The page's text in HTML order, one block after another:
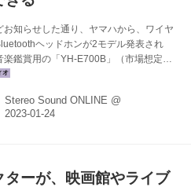
お知らせした通り、ヤマハから、ワイヤ
ヘッドホンが2モデル発表され
楽鑑賞用の「YH-E700B」（市場想定価
前後、税込）と、映画・ライブ再生
想定価格￥66,000前後、税込）で、どち
月3日の発売を予定している。 映画やライ
SOUND」はそのままに、同社製AVセ
Stereo Sound ONLINE @
ターが、映画館やライブ